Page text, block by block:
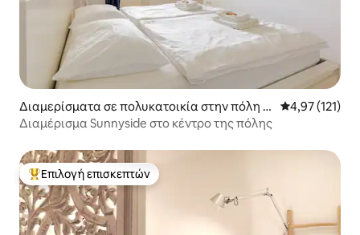
Διαμερίσματα σε πολυκατοικία στην πόλη Λ
ιουμπλιάνα
Μέση
4,97 (121)
Διαμέρισμα Sunnyside στο κέντρο της πόλης
Κορυφαία επιλογή επισκεπτών
Επιλογή επισκεπτών